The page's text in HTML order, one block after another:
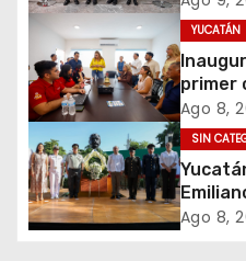
d
e
e
n
t
YUCATÁN
primer
Mérida
Ago 8,
SIN
la
Ago 8,